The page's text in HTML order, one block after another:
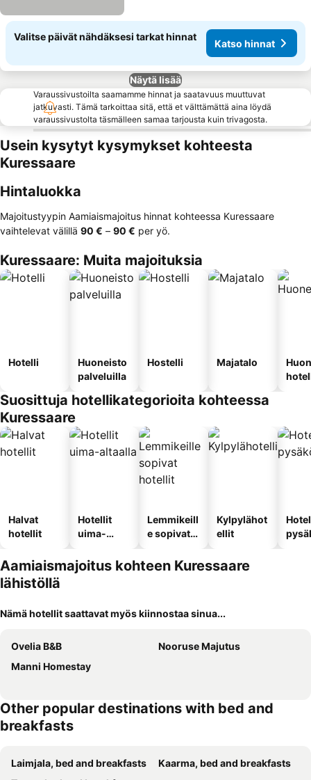
Valitse päivät nähdäksesi tarkat hinnat
Katso hinnat
Näytä lisää
Varaussivustoilta saamamme hinnat ja saatavuus muuttuvat
jatkuvasti. Tämä tarkoittaa sitä, että et välttämättä aina löydä
varaussivustolta täsmälleen samaa tarjousta kuin trivagosta.
Usein kysytyt kysymykset kohteesta
Kuressaare
Hintaluokka
Majoitustyypin Aamiaismajoitus hinnat kohteessa Kuressaare
vaihtelevat välillä ‎90 € – ‎90 € per yö.
Kuressaare: Muita majoituksia
Hotelli
Huoneisto
palveluilla
Hostelli Majatalo
Suosittuja hotellikategorioita kohteessa
Kuressaare
Halvat
hotellit
Hotellit
uima-
Lemmikeill
e sopivat
Kylpylähot
ellit
Aamiaismajoitus kohteen Kuressaare
lähistöllä
Nämä hotellit saattavat myös kiinnostaa sinua...
Ovelia B&B
Nooruse Majutus
Manni Homestay
Other popular destinations with bed and
breakfasts
Laimjala, bed and breakfasts
Kaarma, bed and breakfasts